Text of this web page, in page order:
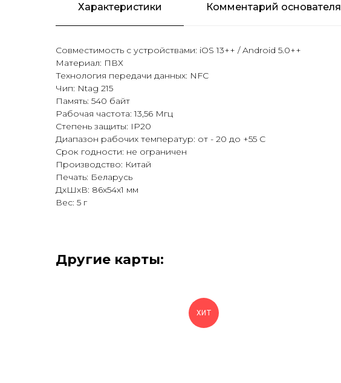
Характеристики Комментарий основателя
Совместимость с устройствами: iOS 13++ / Android 5.0++
Материал: ПВХ
Технология передачи данных: NFC
Чип: Ntag 215
Память: 540 байт
Рабочая частота: 13,56 Мгц
Степень защиты: IP20
Диапазон рабочих температур: от - 20 до +55 С
Срок годности: не ограничен
Производство: Китай
Печать: Беларусь
ДxШxВ: 86x54x1 мм
Вес: 5 г
Другие карты:
ХИТ